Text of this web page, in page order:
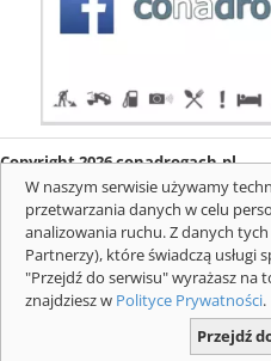
Copyright 2026 conadrogach.pl
O firmie
Redakcja Regulamin
Mapa serwisu
Komunikaty
W naszym serwisie używamy
przetwarzania danych w celu
analizowania ruchu. Z danych
Partnerzy), które świadczą usługi
"Przejdź do serwisu" wyrażasz na
znajdziesz w Polityce Prywatności.
Przejdź